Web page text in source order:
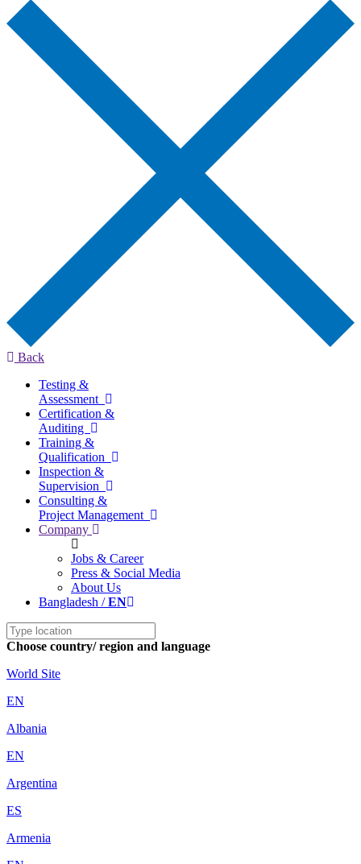
Back
Testing &
Assessment
Certification &
Auditing
Training &
Qualification
Inspection &
Supervision
Consulting &
Project Management
Company
Jobs & Career
Press & Social Media
About Us
Bangladesh /EN
Choose country/ region and language
World Site
EN
Albania
EN
Argentina
ES
Armenia